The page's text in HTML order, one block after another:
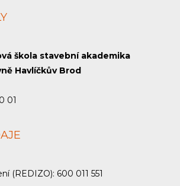
škola stavební akademika
Havlíčkův Brod
01
(REDIZO): 600 011 551